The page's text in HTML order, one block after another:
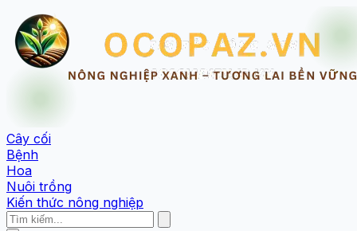
Cây cối
Bệnh
Hoa
Nuôi trồng
Kiến thức nông nghiệp